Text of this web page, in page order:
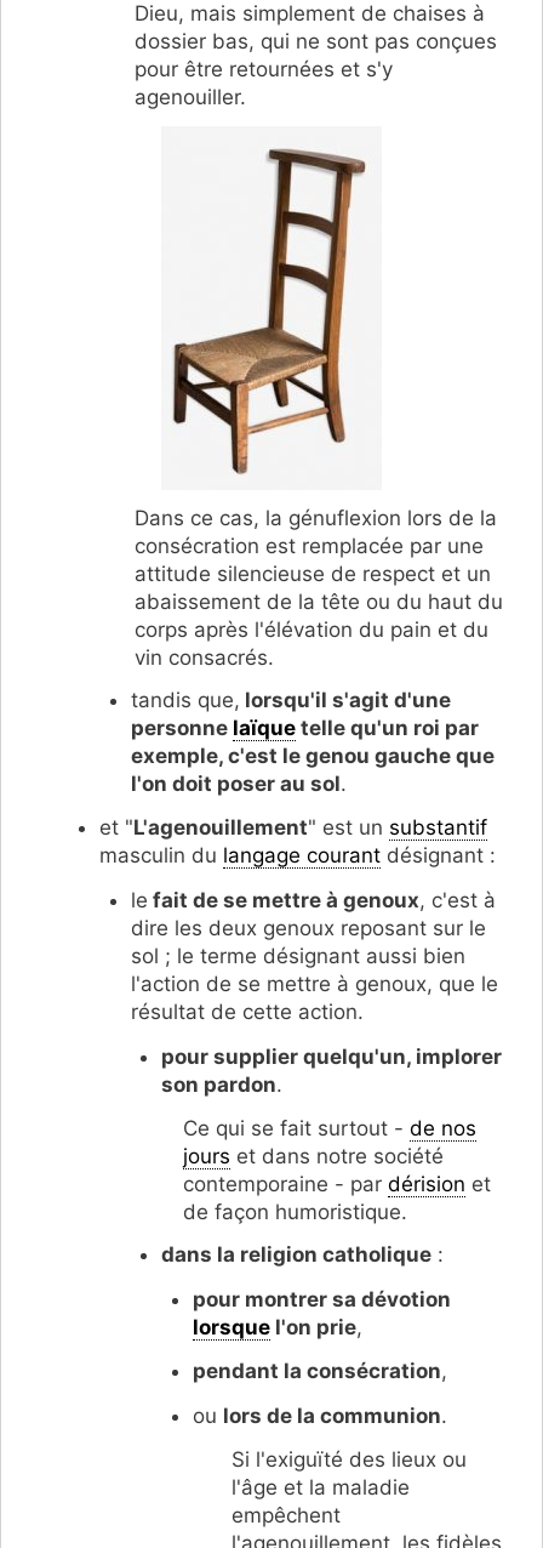
Dieu, mais simplement de chaises à
dossier bas, qui ne sont pas conçues
pour être retournées et s'y
agenouiller.
Dans ce cas, la génuflexion lors de la
consécration est remplacée par une
attitude silencieuse de respect et un
abaissement de la tête ou du haut du
corps après l'élévation du pain et du
vin consacrés.
tandis que, lorsqu'il s'agit d'une
personne laïquetelle qu'un roi par
exemple, c'est le genou gauche que
l'on doit poser au sol.
et "L'agenouillement" est un substantif
masculin du langage courant désignant :
le fait de se mettre à genoux, c'est à
dire les deux genoux reposant sur le
sol ; le terme désignant aussi bien
l'action de se mettre à genoux, que le
résultat de cette action.
pour supplier quelqu'un, implorer
son pardon.
Ce qui se fait surtout - de nos
jours et dans notre société
contemporaine - par dérision et
de façon humoristique.
dans la religion catholique :
pour montrer sa dévotion
lorsquel'on prie,
pendant la consécration,
ou lors de la communion.
Si l'exiguïté des lieux ou
l'âge et la maladie
empêchent